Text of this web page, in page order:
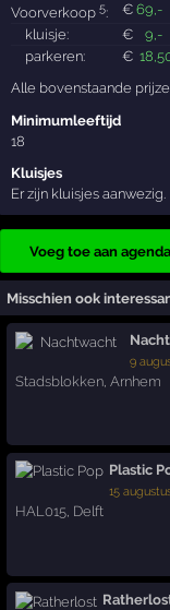
Voorverkoop5: €69,-
kluisje:
€ 9,-
parkeren:
€ 18
Alle bovenstaande
Minimumleeftijd
18
Kluisjes
Er zijn kluisjes aanwezig.
Voeg toe aan agenda
Misschien ook
9
Stadsblokken,Arnhem
Plastic
15
HAL015, Delft